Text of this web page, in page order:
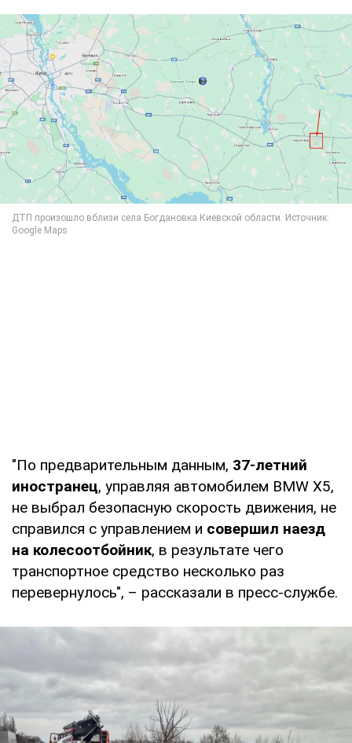
"По предварительным данным, 37-летний
иностранец, управляя автомобилем BMW X5,
не выбрал безопасную скорость движения, не
справился с управлением и совершил наезд
на колесоотбойник, в результате чего
транспортное средство несколько раз
перевернулось", – рассказали в пресс-службе.